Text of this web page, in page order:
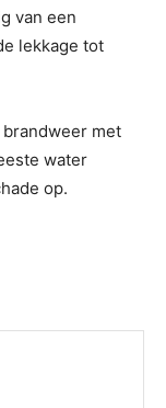
van een
lekkage tot
met
water
op.